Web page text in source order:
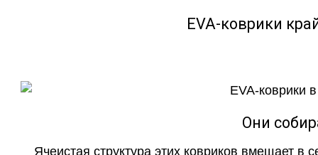
EVA-коврики
Они
Ячеистая структура этих ковриков вмещает в